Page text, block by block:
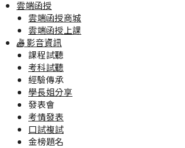
雲端函授
雲端函授商城
雲端函授上課
影音資訊
課程試聽
考科試聽
經驗傳承
學長姐分享
發表會
考情發表
口試複試
金榜題名